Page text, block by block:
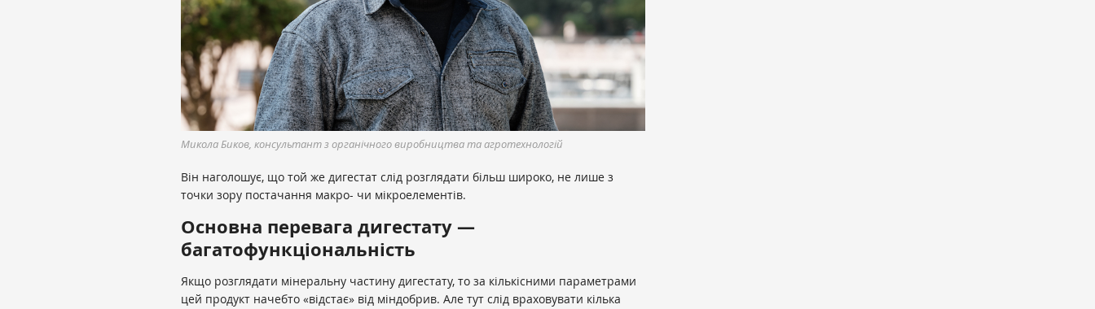
Микола Биков, консультант з органічного виробництва та агротехнологій
Він наголошує, що той же дигестат слід розглядати більш широко, не лише з
точки зору постачання макро- чи мікроелементів.
Основна перевага дигестату —
багатофункціональність
Якщо розглядати мінеральну частину дигестату, то за кількісними параметрами
цей продукт начебто «відстає» від міндобрив. Але тут слід враховувати кілька